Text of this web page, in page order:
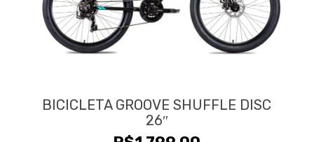
BICICLETA GROOVE SHUFFLE DISC
26″